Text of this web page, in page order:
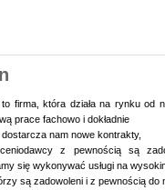
to firma, która działa na rynku od
prace fachowo i dokładnie
nam nowe kontrakty,
z pewnością są
się wykonywać usługi na
są zadowoleni i z pewnością